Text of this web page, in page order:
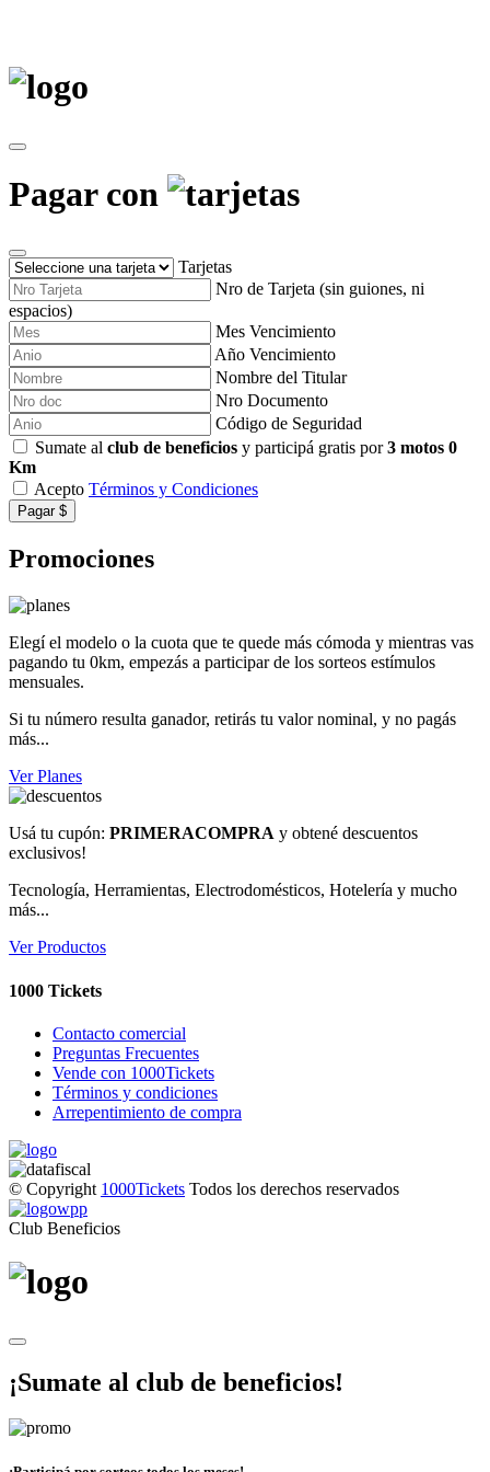
Pagar con
Tarjetas
Nro de Tarjeta (sin guiones, ni
espacios)
Mes Vencimiento
Año Vencimiento
Nombre del Titular
Nro Documento
Código de Seguridad
Sumate al club de beneficios y participá gratis por3 motos 0
Km
Acepto Términos y Condiciones
Pagar $
Promociones
Elegí el modelo o la cuota que te quede más cómoda y mientras vas
pagando tu 0km, empezás a participar de los sorteos estímulos
mensuales.
Si tu número resulta ganador, retirás tu valor nominal, y no pagás
más...
Ver Planes
Usá tu cupón: PRIMERACOMPRA y obtené descuentos
exclusivos!
Tecnología, Herramientas, Electrodomésticos, Hotelería y mucho
más...
Ver Productos
1000 Tickets
Contacto comercial
Preguntas Frecuentes
Vende con 1000Tickets
Términos y condiciones
Arrepentimiento de compra
© Copyright 1000Tickets Todos los derechos reservados
Club Beneficios
¡Sumate al club de beneficios!